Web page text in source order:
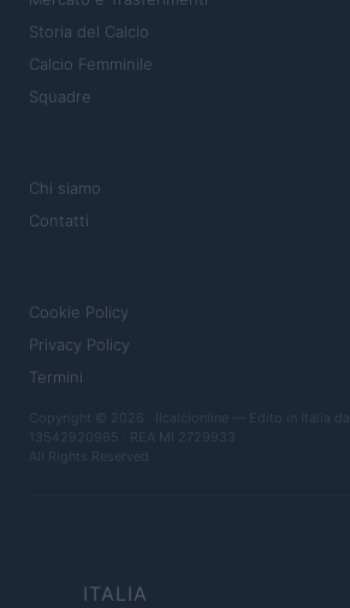
Storia del Calcio
Calcio Femminile
Squadre
Chi siamo
Contatti
Cookie Policy
Privacy Policy
Termini
Copyright © 2026 · Ilcalcionline — Edito in Italia da
13542920965 · REA MI 2729933
All Rights Reserved
ITALIA